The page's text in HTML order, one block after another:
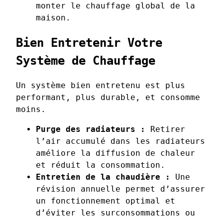
monter le chauffage global de la
maison.
Bien Entretenir Votre
Système de Chauffage
Un système bien entretenu est plus
performant, plus durable, et consomme
moins.
Purge des radiateurs :
Retirer
l’air accumulé dans les radiateurs
améliore la diffusion de chaleur
et réduit la consommation.
Entretien de la chaudière :
Une
révision annuelle permet d’assurer
un fonctionnement optimal et
d’éviter les surconsommations ou